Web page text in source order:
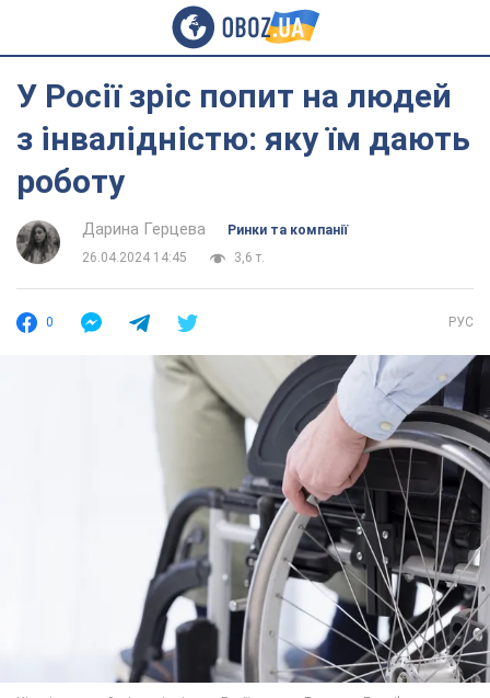
У Росії зріс попит на людей
з інвалідністю: яку їм дають
роботу
Дарина Герцева
Ринки та компанії
26.04.2024 14:45
3,6 т.
0 РУС